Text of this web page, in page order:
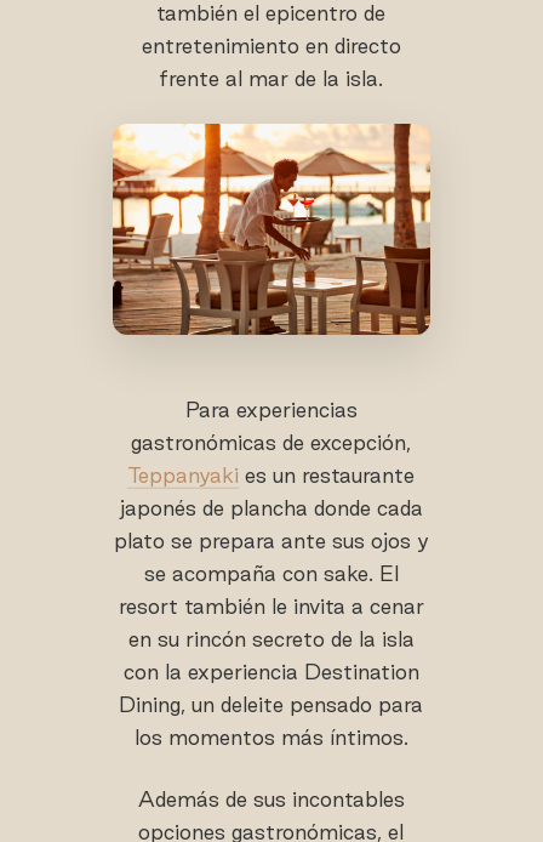
también el epicentro de
entretenimiento en directo
frente al mar de la isla.
Para experiencias
gastronómicas de excepción,
Teppanyaki es un restaurante
japonés de plancha donde cada
plato se prepara ante sus ojos y
se acompaña con sake. El
resort también le invita a cenar
en su rincón secreto de la isla
con la experiencia Destination
Dining, un deleite pensado para
los momentos más íntimos.
Además de sus incontables
opciones gastronómicas, el